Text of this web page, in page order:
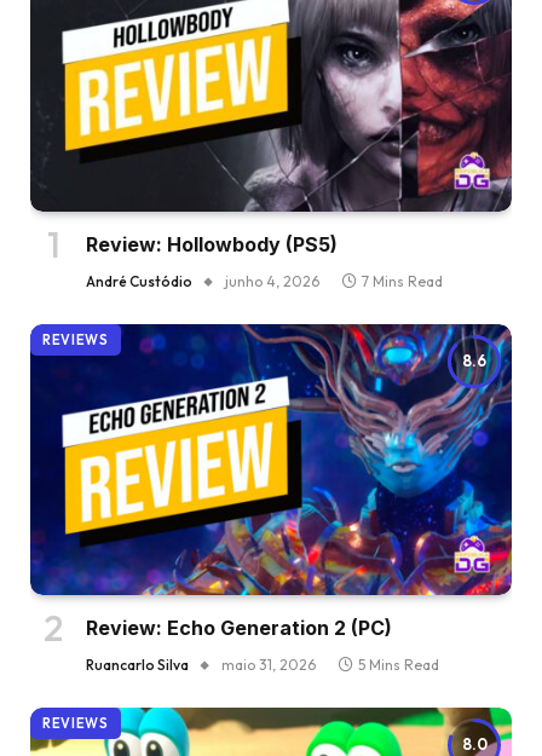
Review: Hollowbody (PS5)
André Custódio junho 4, 2026 7 Mins Read
8.6
REVIEWS
Review: Echo Generation 2 (PC)
Ruancarlo Silva maio 31, 2026 5 Mins Read
8.0
REVIEWS